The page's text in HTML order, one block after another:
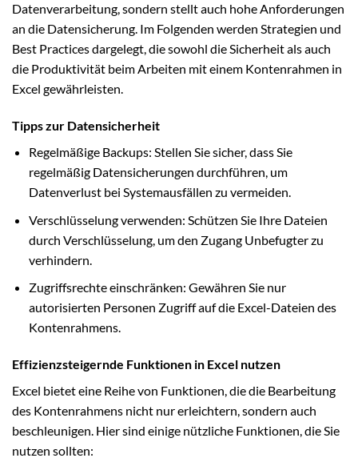
Datenverarbeitung, sondern stellt auch hohe Anforderungen
an die Datensicherung. Im Folgenden werden Strategien und
Best Practices dargelegt, die sowohl die Sicherheit als auch
die Produktivität beim Arbeiten mit einem Kontenrahmen in
Excel gewährleisten.
Tipps zur Datensicherheit
Regelmäßige Backups: Stellen Sie sicher, dass Sie
regelmäßig Datensicherungen durchführen, um
Datenverlust bei Systemausfällen zu vermeiden.
Verschlüsselung verwenden: Schützen Sie Ihre Dateien
durch Verschlüsselung, um den Zugang Unbefugter zu
verhindern.
Zugriffsrechte einschränken: Gewähren Sie nur
autorisierten Personen Zugriff auf die Excel-Dateien des
Kontenrahmens.
Effizienzsteigernde Funktionen in Excel nutzen
Excel bietet eine Reihe von Funktionen, die die Bearbeitung
des Kontenrahmens nicht nur erleichtern, sondern auch
beschleunigen. Hier sind einige nützliche Funktionen, die Sie
nutzen sollten: